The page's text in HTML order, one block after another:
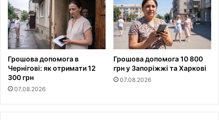
Грошова допомога в
Чернігові: як отримати 12
300 грн
07.08.2026
Грошова допомога 10 800
грн у Запоріжжі та Харкові
07.08.2026